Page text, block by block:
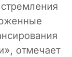
отмечает